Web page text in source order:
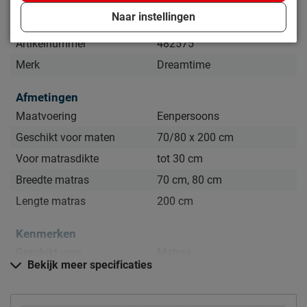
Productinformatie
Artikelnummer
482575
Merk
Dreamtime
Afmetingen
Maatvoering
Eenpersoons
Geschikt voor maten
70/80 x 200 cm
Voor matrasdikte
tot 30 cm
Breedte matras
70 cm, 80 cm
Lengte matras
200 cm
Kenmerken
Bekijk meer specificaties
Naar instellingen